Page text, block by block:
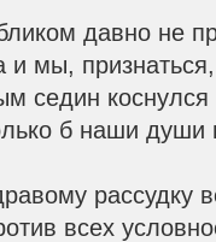
давно не
и мы,
седин
б наши души
рассудку
всех